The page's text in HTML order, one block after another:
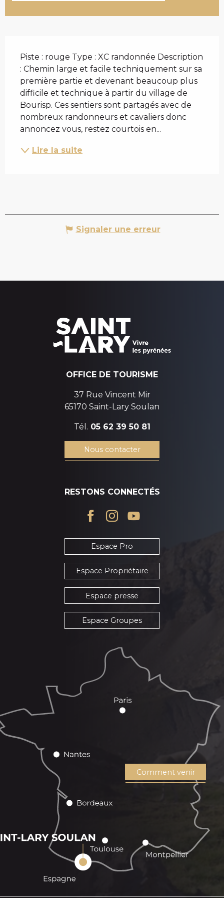
Piste : rouge Type : XC randonnée Description
: Chemin large et facile techniquement sur sa
première partie et devenant beaucoup plus
difficile et technique à partir du village de
Bourisp. Ces sentiers sont partagés avec de
nombreux randonneurs et cavaliers donc
annoncez vous, restez courtois en...
Lire la suite
Signaler une erreur
OFFICE DE TOURISME
37 Rue Vincent Mir
65170 Saint-Lary Soulan
Tél. 05 62 39 50 81
Nous contacter
RESTONS CONNECTÉS
Espace Pro
Espace Propriétaire
Espace presse
Espace Groupes
Comment venir